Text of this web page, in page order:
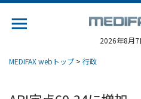
2026年8月7
MEDIFAX webトップ > 行政